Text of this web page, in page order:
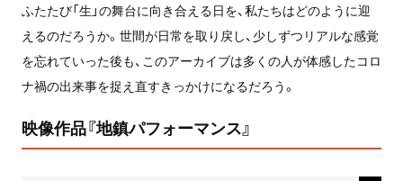
ふたたび「生」の舞台に向き合える日を、私たちはどのように迎
えるのだろうか。世間が日常を取り戻し、少しずつリアルな感覚
を忘れていった後も、このアーカイブは多くの人が体感したコロ
ナ禍の出来事を捉え直すきっかけになるだろう。
映像作品『地鎮パフォーマンス』